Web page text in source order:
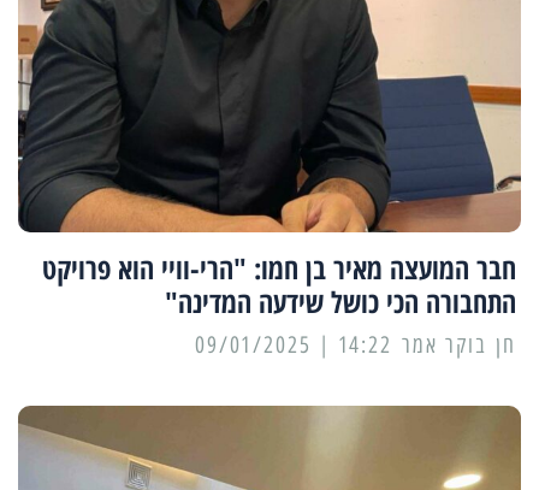
חבר המועצה מאיר בן חמו: "הרי-וויי הוא פרויקט
התחבורה הכי כושל שידעה המדינה"
14:22 | 09/01/2025